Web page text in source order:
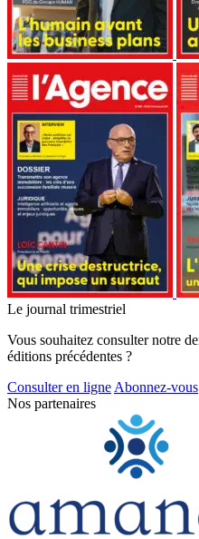
Le journal trimestriel
Vous souhaitez consulter notre
éditions précédentes ?
Consulter en ligne Abonnez-vous
Nos partenaires